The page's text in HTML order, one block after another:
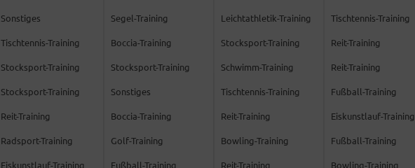
Sonstiges
Tischtennis-Training
Stocksport-Training
Stocksport-Training
Reit-Training
Radsport-Training
Eiskunstlauf-Training
Segel-Training
Boccia-Training
Stocksport-Training
Sonstiges
Boccia-Training
Golf-Training
Fußball-Training
Leichtathletik-Training
Stocksport-Training
Schwimm-Training
Tischtennis-Training
Reit-Training
Bowling-Training
Reit-Training
Tischtennis-Training
Reit-Training
Reit-Training
Fußball-Training
Eiskunstlauf-Training
Fußball-Training
Bowling-Training